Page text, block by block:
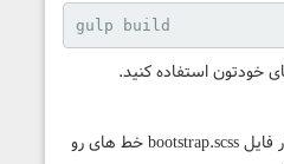
gulp build
مثلا شما شاید نیاز به تمامی امکانات نداشته باشین و فقط چیزهای مشخصی از بوت استرپ رو بخواهید که در این حالت می‌توانید در فایل bootstrap.scss خط های رو